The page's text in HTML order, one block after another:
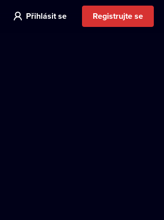
Přihlásit se Registrujte se